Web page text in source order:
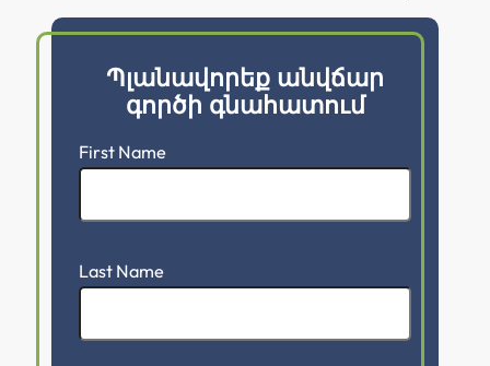
Պլանավորեք անվճար
գործի գնահատում
First Name
Last Name